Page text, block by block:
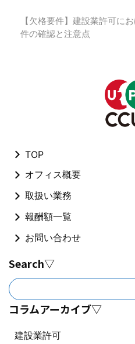
【欠格要件】建設業許可に
件の確認と注意点
TOP
オフィス概要
取扱い業務
報酬額一覧
お問い合わせ
Search▽
コラムアーカイブ▽
建設業許可